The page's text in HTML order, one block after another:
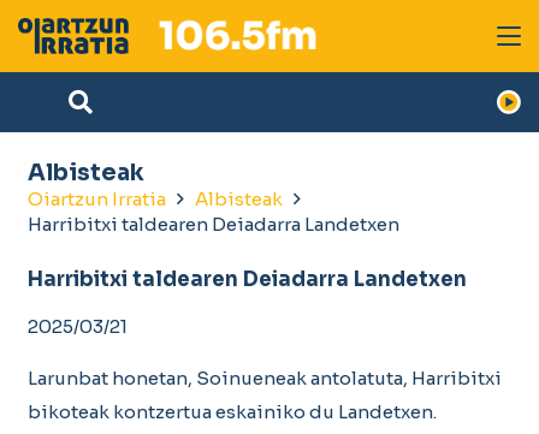
Albisteak
Oiartzun Irratia
Albisteak
Harribitxi taldearen Deiadarra Landetxen
Harribitxi taldearen Deiadarra Landetxen
2025/03/21
Larunbat honetan, Soinueneak antolatuta, Harribitxi
bikoteak kontzertua eskainiko du Landetxen.